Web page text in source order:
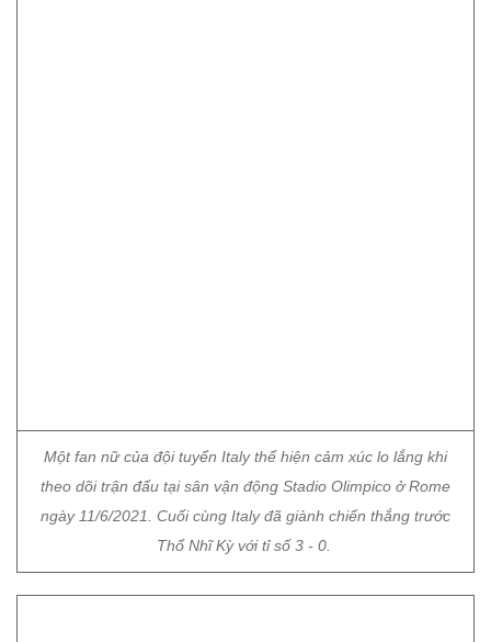
Một fan nữ của đội tuyển Italy thể hiện cảm xúc lo lắng khi
theo dõi trận đấu tại sân vận động Stadio Olimpico ở Rome
ngày 11/6/2021. Cuối cùng Italy đã giành chiến thắng trước
Thổ Nhĩ Kỳ với tỉ số 3 - 0.